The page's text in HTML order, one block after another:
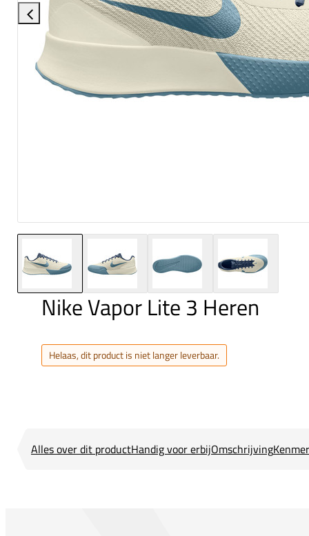
Nike Vapor Lite 3 Heren
Helaas, dit product is niet langer leverbaar.
Alles over dit productHandig voor erbijOmschrijving